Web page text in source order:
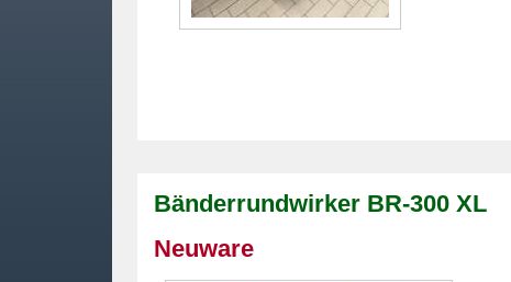
Bänderrundwirker BR-300 XL
Neuware